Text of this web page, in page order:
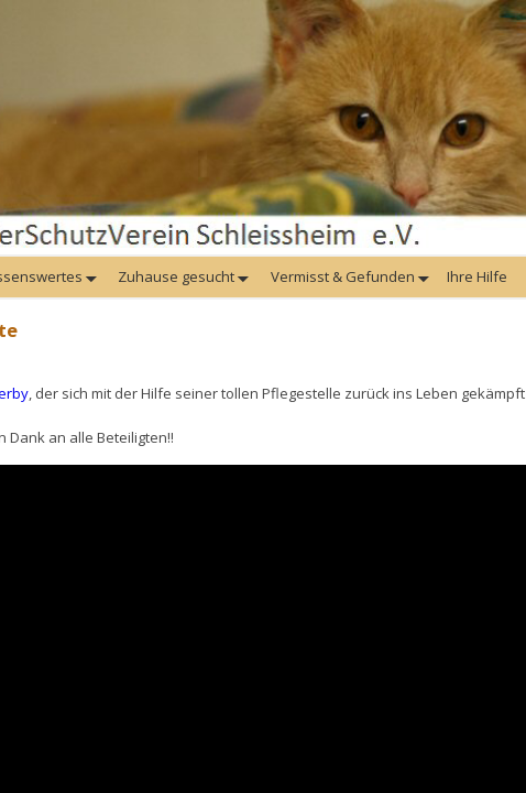
Zuhause gesucht Vermisst & Gefunden Ihre Hilfe
, der sich mit der Hilfe seiner tollen Pflegestelle zurück ins Leben gekämpft
Dank an alle Beteiligten!!